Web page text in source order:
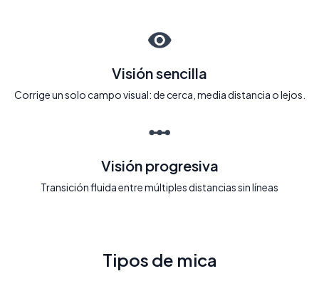
Visión sencilla
Corrige un solo campo visual: de cerca, media distancia o lejos.
Visión progresiva
Transición fluida entre múltiples distancias sin líneas
Tipos de mica